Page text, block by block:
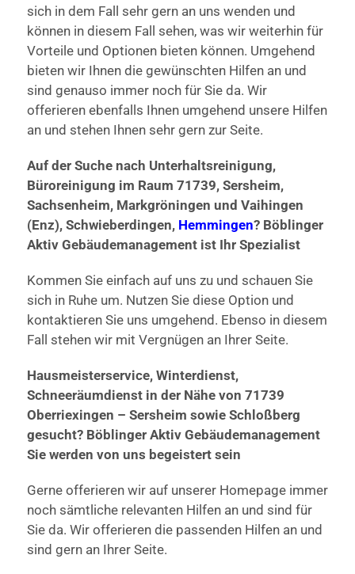
sich in dem Fall sehr gern an uns wenden und
können in diesem Fall sehen, was wir weiterhin für
Vorteile und Optionen bieten können. Umgehend
bieten wir Ihnen die gewünschten Hilfen an und
sind genauso immer noch für Sie da. Wir
offerieren ebenfalls Ihnen umgehend unsere Hilfen
an und stehen Ihnen sehr gern zur Seite.
Auf der Suche nach Unterhaltsreinigung,
Büroreinigung im Raum 71739, Sersheim,
Sachsenheim, Markgröningen und Vaihingen
(Enz), Schwieberdingen, Hemmingen? Böblinger
Aktiv Gebäudemanagement ist Ihr Spezialist
Kommen Sie einfach auf uns zu und schauen Sie
sich in Ruhe um. Nutzen Sie diese Option und
kontaktieren Sie uns umgehend. Ebenso in diesem
Fall stehen wir mit Vergnügen an Ihrer Seite.
Hausmeisterservice, Winterdienst,
Schneeräumdienst in der Nähe von 71739
Oberriexingen – Sersheim sowie Schloßberg
gesucht? Böblinger Aktiv Gebäudemanagement
Sie werden von uns begeistert sein
Gerne offerieren wir auf unserer Homepage immer
noch sämtliche relevanten Hilfen an und sind für
Sie da. Wir offerieren die passenden Hilfen an und
sind gern an Ihrer Seite.